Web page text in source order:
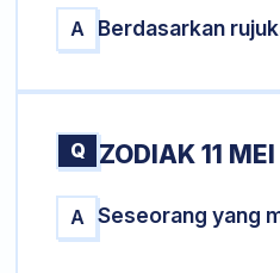
A Berdasarkan
Q ZODIAK 11
A Seseorang yang